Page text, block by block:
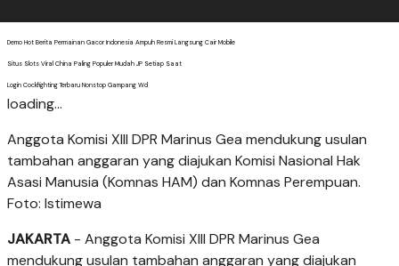
Demo Hot Berita Permainan Gacor Indonesia Ampuh Resmi Langsung Cair Mobile
Situs Slots Viral China Paling Populer Mudah JP Setiap Saat
Login Cockfighting Terbaru Nonstop Gampang Wd
loading...
Anggota Komisi XIII DPR Marinus Gea mendukung usulan
tambahan anggaran yang diajukan Komisi Nasional Hak
Asasi Manusia (Komnas HAM) dan Komnas Perempuan.
Foto: Istimewa
JAKARTA - Anggota Komisi XIII DPR Marinus Gea
mendukung usulan tambahan anggaran yang diajukan